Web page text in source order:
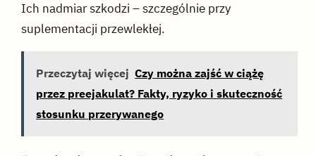
Ich nadmiar szkodzi – szczególnie przy
suplementacji przewlekłej.
Przeczytaj więcej Czy można zajść w ciążę
przez preejakulat? Fakty, ryzyko i skuteczność
stosunku przerywanego